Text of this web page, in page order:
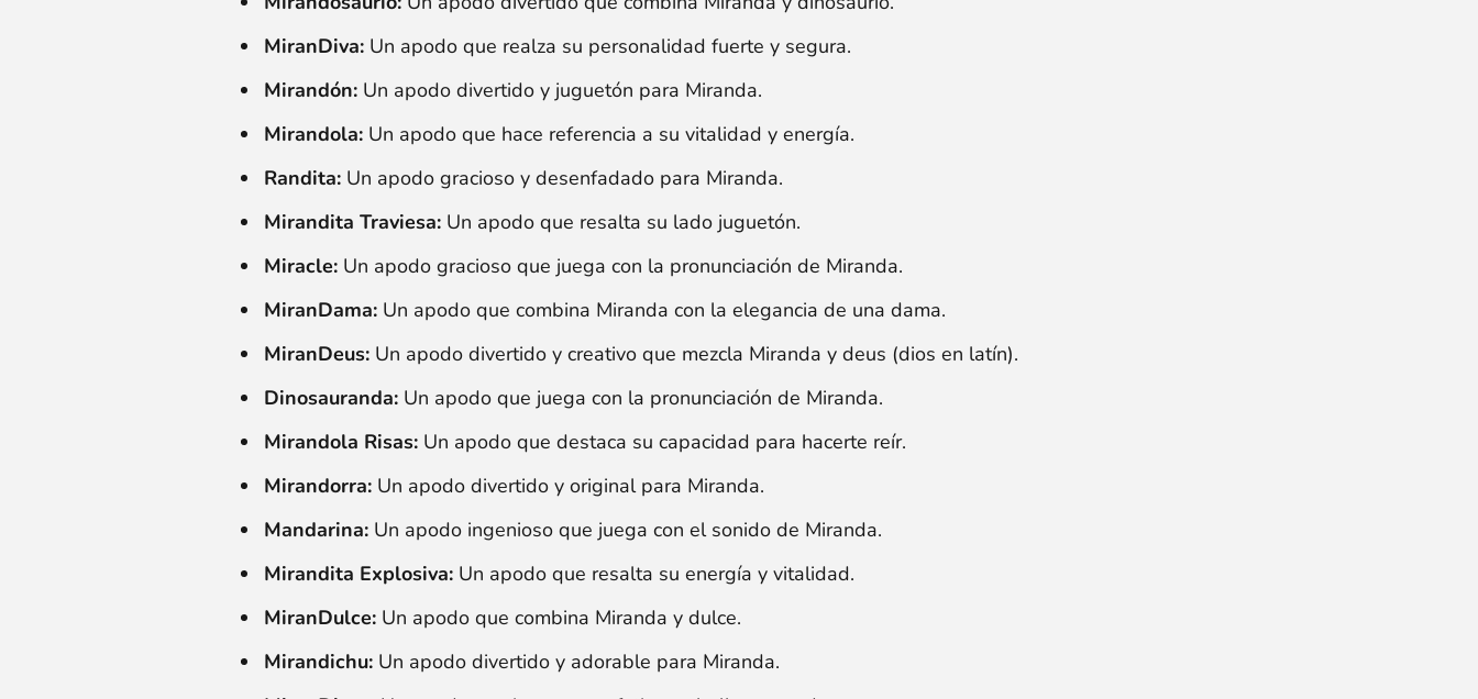
MiranDiva: Un apodo que realza su personalidad fuerte y segura.
Mirandón: Un apodo divertido y juguetón para Miranda.
Mirandola: Un apodo que hace referencia a su vitalidad y energía.
Randita: Un apodo gracioso y desenfadado para Miranda.
Mirandita Traviesa: Un apodo que resalta su lado juguetón.
Miracle: Un apodo gracioso que juega con la pronunciación de Miranda.
MiranDama: Un apodo que combina Miranda con la elegancia de una dama.
MiranDeus: Un apodo divertido y creativo que mezcla Miranda y deus (dios en latín).
Dinosauranda: Un apodo que juega con la pronunciación de Miranda.
Mirandola Risas: Un apodo que destaca su capacidad para hacerte reír.
Mirandorra: Un apodo divertido y original para Miranda.
Mandarina: Un apodo ingenioso que juega con el sonido de Miranda.
Mirandita Explosiva: Un apodo que resalta su energía y vitalidad.
MiranDulce: Un apodo que combina Miranda y dulce.
Mirandichu: Un apodo divertido y adorable para Miranda.